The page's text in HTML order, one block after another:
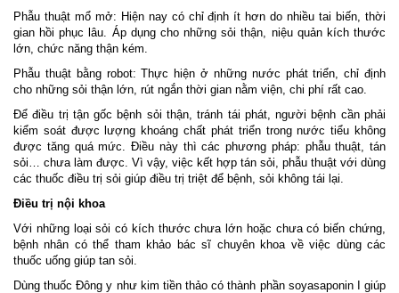
Phẫu thuật mổ mở: Hiện nay có chỉ định ít hơn do nhiều tai biến, thời
gian hồi phục lâu. Áp dụng cho những sỏi thận, niệu quản kích thước
lớn, chức năng thận kém.
Phẫu thuật bằng robot: Thực hiện ở những nước phát triển, chỉ định
cho những sỏi thận lớn, rút ngắn thời gian nằm viện, chi phí rất cao.
Để điều trị tận gốc bệnh sỏi thận, tránh tái phát, người bệnh cần phải
kiểm soát được lượng khoáng chất phát triển trong nước tiểu không
được tăng quá mức. Điều này thì các phương pháp: phẫu thuật, tán
sỏi… chưa làm được. Vì vậy, việc kết hợp tán sỏi, phẫu thuật với dùng
các thuốc điều trị sỏi giúp điều trị triệt để bệnh, sỏi không tái lại.
Điều trị nội khoa
Với những loại sỏi có kích thước chưa lớn hoặc chưa có biến chứng,
bệnh nhân có thể tham khảo bác sĩ chuyên khoa về việc dùng các
thuốc uống giúp tan sỏi.
Dùng thuốc Đông y như kim tiền thảo có thành phần soyasaponin I giúp